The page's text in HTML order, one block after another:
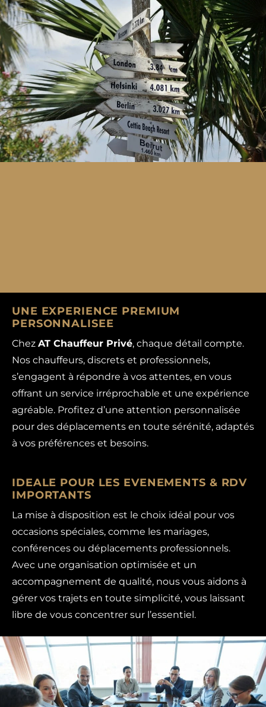
UNE EXPERIENCE PREMIUM
PERSONNALISEE
Chez AT Chauffeur Privé, chaque détail compte.
Nos chauffeurs, discrets et professionnels,
s’engagent à répondre à vos attentes, en vous
offrant un service irréprochable et une expérience
agréable. Profitez d’une attention personnalisée
pour des déplacements en toute sérénité, adaptés
à vos préférences et besoins.
IDEALE POUR LES EVENEMENTS & RDV
IMPORTANTS
La mise à disposition est le choix idéal pour vos
occasions spéciales, comme les mariages,
conférences ou déplacements professionnels.
Avec une organisation optimisée et un
accompagnement de qualité, nous vous aidons à
gérer vos trajets en toute simplicité, vous laissant
libre de vous concentrer sur l’essentiel.